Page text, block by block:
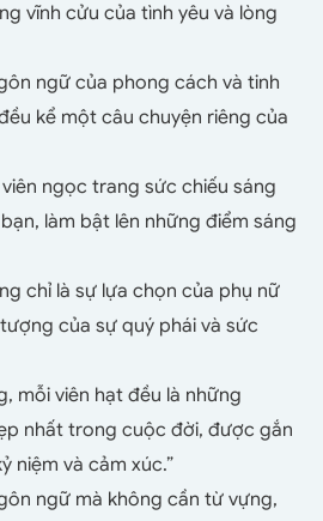
vĩnh cửu của tình yêu và lòng
ngữ của phong cách và tinh
kể một câu chuyện riêng của
ngọc trang sức chiếu sáng
làm bật lên những điểm sáng
chỉ là sự lựa chọn của phụ nữ
của sự quý phái và sức
mỗi viên hạt đều là những
nhất trong cuộc đời, được gắn
niệm và cảm xúc.”
ngữ mà không cần từ vựng,